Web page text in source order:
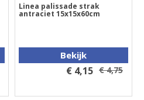
Linea palissade strak
antraciet 15x15x60cm
Bekijk
€ 4,15 € 4,75